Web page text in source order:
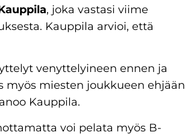
, joka vastasi viime
Kauppila arvioi, että
venyttelyineen ennen ja
myös miesten joukkueen ehjään
Kauppila.
voi pelata myös B-